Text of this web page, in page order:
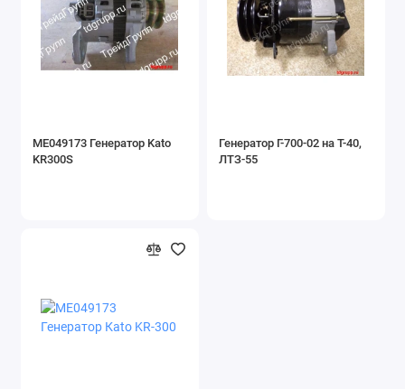
ME049173 Генератор Kato
KR300S
Генератор Г-700-02 на Т-40,
ЛТЗ-55